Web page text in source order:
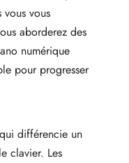
vous
aborderez des
numérique
pour progresser
différencie un
clavier. Les